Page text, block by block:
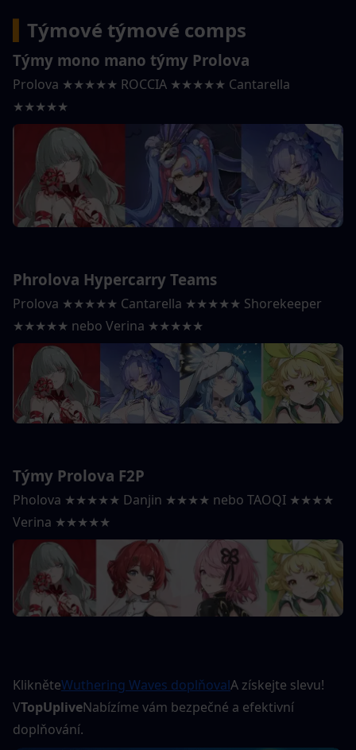
Týmové týmové comps
Týmy mono mano týmy Prolova
Prolova ★★★★★ ROCCIA ★★★★★ Cantarella
★★★★★
Phrolova Hypercarry Teams
Prolova ★★★★★ Cantarella ★★★★★ Shorekeeper
★★★★★ nebo Verina ★★★★★
Týmy Prolova F2P
Pholova ★★★★★ Danjin ★★★★ nebo TAOQI ★★★★
Verina ★★★★★
KlikněteWuthering Waves doplňovalA získejte slevu!
VTopUpliveNabízíme vám bezpečné a efektivní
doplňování.